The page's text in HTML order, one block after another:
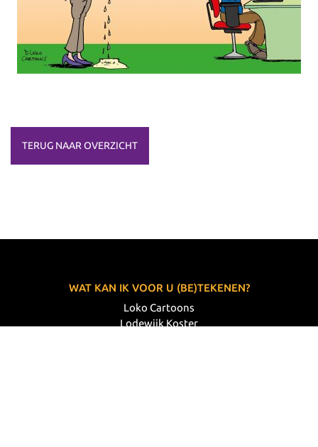
TERUG NAAR OVERZICHT
WAT KAN IK VOOR U (BE)TEKENEN?
Loko Cartoons
Lodewijk Koster